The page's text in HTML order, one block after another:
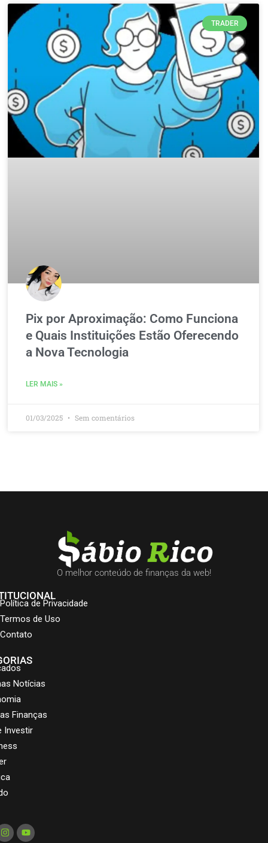
TRADER
Pix por Aproximação: Como Funciona
e Quais Instituições Estão Oferecendo
a Nova Tecnologia
LER MAIS »
01/03/2025 Sem comentários
O melhor conteúdo de finanças da web!
Política de Privacidade
Termos de Uso
Contato
Notícias
Finanças
Investir